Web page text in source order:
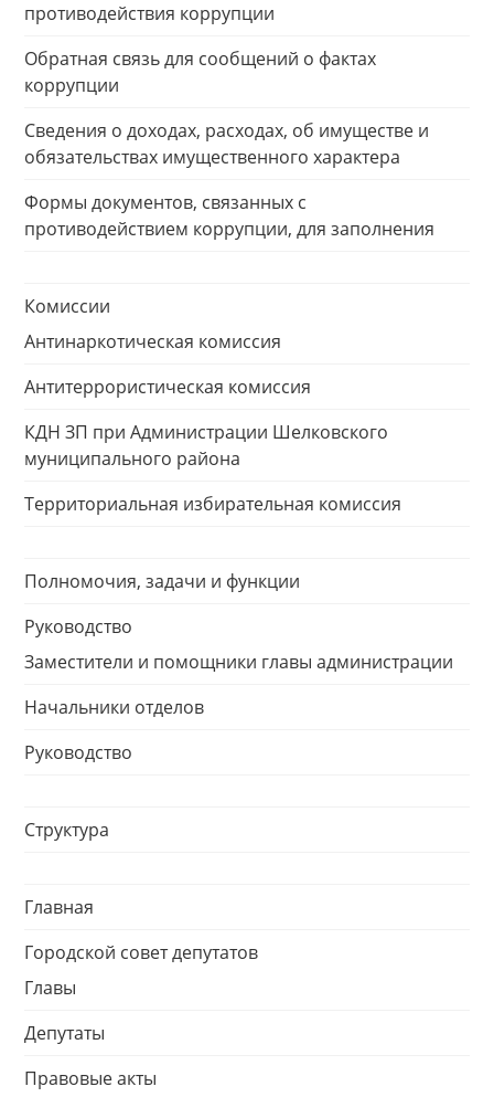
противодействия коррупции
Обратная связь для сообщений о фактах
коррупции
Сведения о доходах, расходах, об имуществе и
обязательствах имущественного характера
Формы документов, связанных с
противодействием коррупции, для заполнения
Комиссии
Антинаркотическая комиссия
Антитеррористическая комиссия
КДН ЗП при Администрации Шелковского
муниципального района
Территориальная избирательная комиссия
Полномочия, задачи и функции
Руководство
Заместители и помощники главы администрации
Начальники отделов
Руководство
Структура
Главная
Городской совет депутатов
Главы
Депутаты
Правовые акты